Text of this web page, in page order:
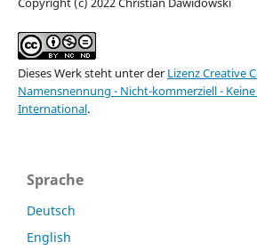
Dieses Werk steht unter der Lizenz Creative
Namensnennung - Nicht-kommerziell -
International.
Sprache
Deutsch
English